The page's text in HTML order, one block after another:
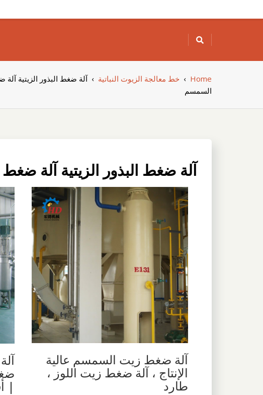
to
Home
› خط معالجة الزيوت النباتية ›آلة ضغط البذور الزيتية آلة
السمسم
آلة ضغط البذور الزيتية آلة
آلة ضغط زيت السمسم عالية
الإنتاج ، آلة ضغط زيت اللوز ،
طارد |